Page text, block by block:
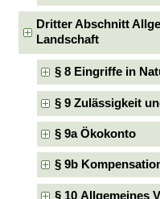
Dritter Abschnitt
Landschaft
§ 8 Eingriffe in
§ 9 Zulässigkeit
§ 9a Ökokonto
§ 9b
§ 10 Allgemeines